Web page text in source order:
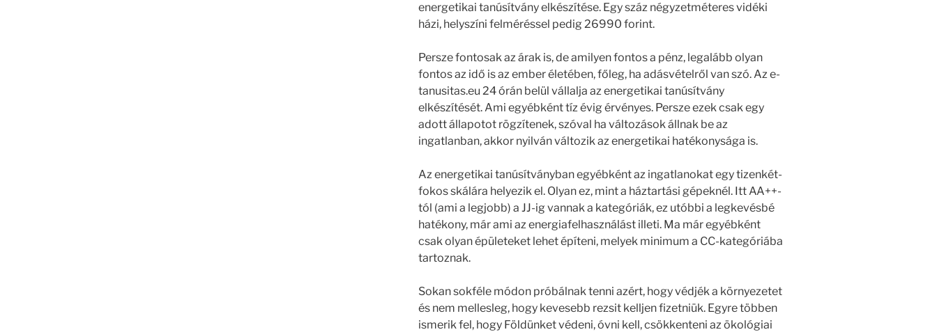
energetikai tanúsítvány elkészítése. Egy száz négyzetméteres vidéki
házi, helyszíni felméréssel pedig 26990 forint.
Persze fontosak az árak is, de amilyen fontos a pénz, legalább olyan
fontos az idő is az ember életében, főleg, ha adásvételről van szó. Az e-
tanusitas.eu 24 órán belül vállalja az energetikai tanúsítvány
elkészítését. Ami egyébként tíz évig érvényes. Persze ezek csak egy
adott állapotot rögzítenek, szóval ha változások állnak be az
ingatlanban, akkor nyilván változik az energetikai hatékonysága is.
Az energetikai tanúsítványban egyébként az ingatlanokat egy tizenkét-
fokos skálára helyezik el. Olyan ez, mint a háztartási gépeknél. Itt AA++-
tól (ami a legjobb) a JJ-ig vannak a kategóriák, ez utóbbi a legkevésbé
hatékony, már ami az energiafelhasználást illeti. Ma már egyébként
csak olyan épületeket lehet építeni, melyek minimum a CC-kategóriába
tartoznak.
Sokan sokféle módon próbálnak tenni azért, hogy védjék a környezetet
és nem mellesleg, hogy kevesebb rezsit kelljen fizetniük. Egyre többen
ismerik fel, hogy Földünket védeni, óvni kell, csökkenteni az ökológiai